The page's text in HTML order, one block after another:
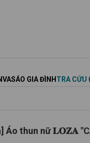
ÁO GIA ĐÌNH TRA CỨU
Áo thun nữ 𝐋𝐎𝐙𝐀